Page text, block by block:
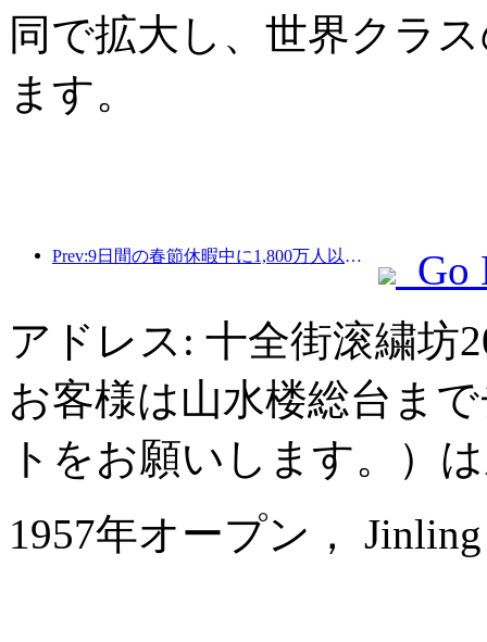
同で拡大し、世界クラ
ます。
Prev:9日間の春節休暇中に1,800万人以上が国内外を旅行すると予想されている。
Go
アドレス: 十全街滚繍坊
お客様は山水楼総台ま
トをお願いします。）
1957年オープン，